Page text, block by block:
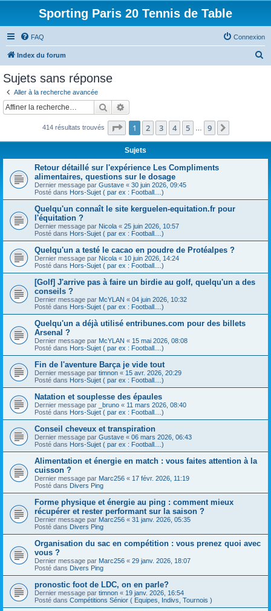
Sporting Paris 20 Tennis de Table
FAQ Connexion
Index du forum
c
Sujets sans réponse
Aller à la recherche avancée
Rechercher
414 résultats trouvés Page 1sur9
1 2 3 4 5 9
Sujets
Retour détaillé sur l'expérience Les Compliments
alimentaires, questions sur le dosage
Dernier message par Gustave « 30 juin 2026, 09:45
Posté dans Hors-Sujet ( par ex : Football....)
Quelqu'un connaît le site kerguelen-equitation.fr pour
l'équitation ?
Dernier message par Nicola « 25 juin 2026, 10:57
Posté dans Hors-Sujet ( par ex : Football....)
Quelqu'un a testé le cacao en poudre de Protéalpes ?
Dernier message par Nicola « 10 juin 2026, 14:24
Posté dans Hors-Sujet ( par ex : Football....)
[Golf] J'arrive pas à faire un birdie au golf, quelqu'un a des
conseils ?
Dernier message par McYLAN « 04 juin 2026, 10:32
Posté dans Hors-Sujet ( par ex : Football....)
Quelqu'un a déjà utilisé entribunes.com pour des billets
Arsenal ?
Dernier message par McYLAN « 15 mai 2026, 08:08
Posté dans Hors-Sujet ( par ex : Football....)
Fin de l'aventure Barça je vide tout
Dernier message par timnon « 15 avr. 2026, 20:29
Posté dans Hors-Sujet ( par ex : Football....)
Natation et souplesse des épaules
Dernier message par _bruno « 11 mars 2026, 08:40
Posté dans Hors-Sujet ( par ex : Football....)
Conseil cheveux et transpiration
Dernier message par Gustave « 06 mars 2026, 06:43
Posté dans Hors-Sujet ( par ex : Football....)
Alimentation et énergie en match : vous faites attention à la
cuisson ?
Dernier message par Marc256 « 17 févr. 2026, 11:19
Posté dans Divers Ping
Forme physique et énergie au ping : comment mieux
récupérer et rester performant sur la saison ?
Dernier message par Marc256 « 31 janv. 2026, 05:35
Posté dans Divers Ping
Organisation du sac en compétition : vous prenez quoi avec
vous ?
Dernier message par Marc256 « 29 janv. 2026, 18:07
Posté dans Divers Ping
pronostic foot de LDC, on en parle?
Dernier message par timnon « 19 janv. 2026, 16:54
Posté dans Compétitions Sénior ( Equipes, Indivs, Tournois )